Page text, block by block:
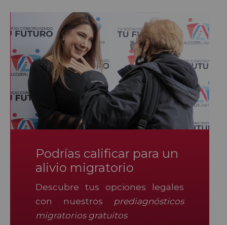
Podrías calificar para un
alivio migratorio
Descubre tus opciones legales
con nuestros
prediagnósticos
migratorios gratuitos